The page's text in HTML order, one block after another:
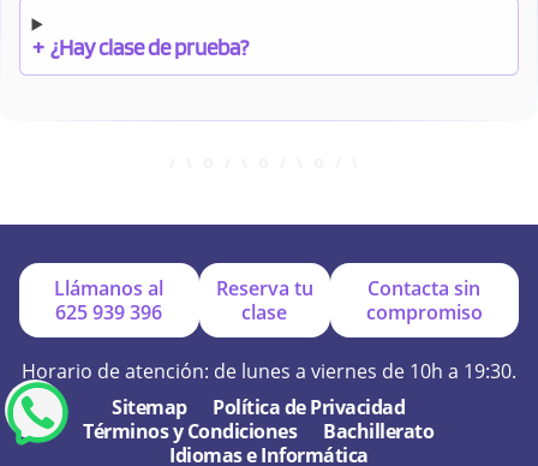
+ ¿Hay clase de prueba?
+ ¿Por qué online?
+ ¿Se hacen exámenes de prueba?
Llámanos al
625 939 396
Reserva tu
clase
Contacta sin
compromiso
Horario de atención: de lunes a viernes de 10h a 19:30.
Sitemap
Política de Privacidad
Términos y Condiciones
Bachillerato
Idiomas e Informática